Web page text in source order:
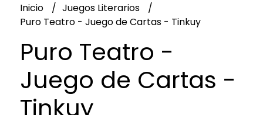
Inicio
Juegos Literarios
Puro Teatro - Juego de Cartas - Tinkuy
Puro Teatro -
Juego de Cartas -
Tinkuy